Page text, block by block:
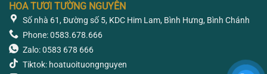
HOA TƯƠI TƯỜNG NGUYÊN
Số nhà 61, Đường số 5, KDC Him Lam, Bình Hưng, Bình Chánh
Phone: 0583.678.666
Zalo: 0583 678 666
Tiktok: hoatuoituongnguyen